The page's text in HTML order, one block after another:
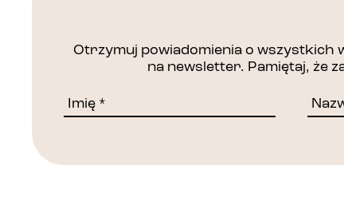
Otrzymuj powiadomienia o wszystkich
na newsletter. Pamiętaj, że